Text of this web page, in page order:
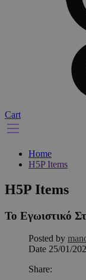
Cart
Home
H5P Items
H5P Items
Το Εγωιστικό
Posted by
Date 25/01/
Share: